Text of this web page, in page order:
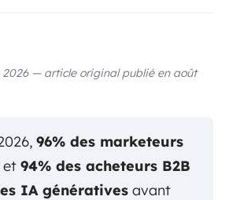
2026 — article original publié en août
96% des marketeurs
et 94% des acheteurs B2B
IA génératives avant